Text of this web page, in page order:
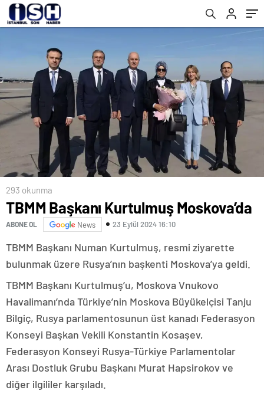
293 okunma
TBMM Başkanı Kurtulmuş Moskova’da
ABONE OL News 23 Eylül 2024 16:10
TBMM Başkanı Numan Kurtulmuş, resmi ziyarette
bulunmak üzere Rusya’nın başkenti Moskova’ya geldi.
TBMM Başkanı Kurtulmuş’u, Moskova Vnukovo
Havalimanı’nda Türkiye’nin Moskova Büyükelçisi Tanju
Bilgiç, Rusya parlamentosunun üst kanadı Federasyon
Konseyi Başkan Vekili Konstantin Kosaşev,
Federasyon Konseyi Rusya-Türkiye Parlamentolar
Arası Dostluk Grubu Başkanı Murat Hapsirokov ve
diğer ilgililer karşıladı.